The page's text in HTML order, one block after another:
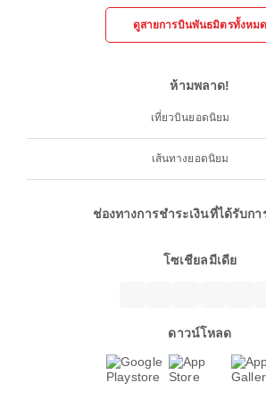
ดูสายการบินพันธมิตรทั้งหมด
ห้ามพลาด!
เที่ยวบินยอดนิยม
เส้นทางยอดนิยม
ช่องทางการชำระเงินที่ได้รับกา
โซเชียลมีเดีย
ดาวน์โหลด